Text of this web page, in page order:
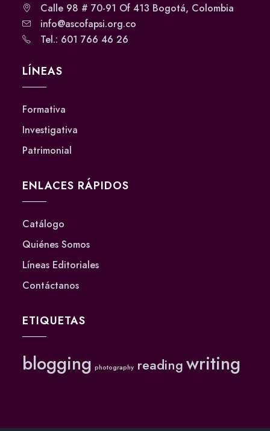
Calle 98 # 70-91 Of 413 Bogotá, Colombia
info@ascofapsi.org.co
Tel.: 601 766 46 26
LÍNEAS
Formativa
Investigativa
Patrimonial
ENLACES RÁPIDOS
Catálogo
Quiénes Somos
Líneas Editoriales
Contáctanos
ETIQUETAS
blogging photography reading writing